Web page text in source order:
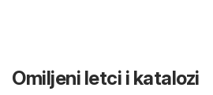
Omiljeni letci i katalozi